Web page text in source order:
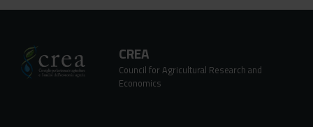
CREA
Council for Agricultural Research and
Economics